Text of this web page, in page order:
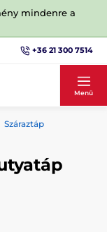
mindenre a
+36 21 300 7514
Menü
Száraztáp